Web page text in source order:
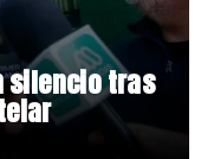
silencio tras